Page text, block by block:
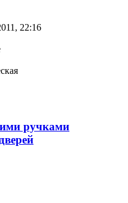
22:16
ручками